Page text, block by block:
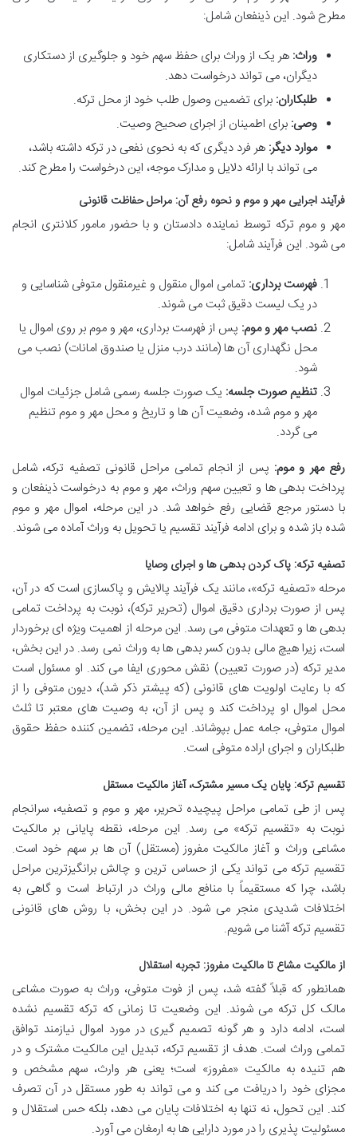
مطرح شود. این ذینفعان شامل:
وراث: هر یک از وراث برای حفظ سهم خود و جلوگیری از دستکاری
دیگران، می تواند درخواست دهد.
طلبکاران: برای تضمین وصول طلب خود از محل ترکه.
وصی: برای اطمینان از اجرای صحیح وصیت.
موارد دیگر: هر فرد دیگری که به نحوی نفعی در ترکه داشته باشد،
می تواند با ارائه دلایل و مدارک موجه، این درخواست را مطرح کند.
فرآیند اجرایی مهر و موم و نحوه رفع آن: مراحل حفاظت قانونی
مهر و موم ترکه توسط نماینده دادستان و با حضور مامور کلانتری انجام
می شود. این فرآیند شامل:
فهرست برداری: تمامی اموال منقول و غیرمنقول متوفی شناسایی و
در یک لیست دقیق ثبت می شوند.
نصب مهر و موم: پس از فهرست برداری، مهر و موم بر روی اموال یا
محل نگهداری آن ها (مانند درب منزل یا صندوق امانات) نصب می
شود.
تنظیم صورت جلسه: یک صورت جلسه رسمی شامل جزئیات اموال
مهر و موم شده، وضعیت آن ها و تاریخ و محل مهر و موم تنظیم
می گردد.
رفع مهر و موم: پس از انجام تمامی مراحل قانونی تصفیه ترکه، شامل
پرداخت بدهی ها و تعیین سهم وراث، مهر و موم به درخواست ذینفعان و
با دستور مرجع قضایی رفع خواهد شد. در این مرحله، اموال مهر و موم
شده باز شده و برای ادامه فرآیند تقسیم یا تحویل به وراث آماده می شوند.
تصفیه ترکه: پاک کردن بدهی ها و اجرای وصایا
مرحله «تصفیه ترکه»، مانند یک فرآیند پالایش و پاکسازی است که در آن،
پس از صورت برداری دقیق اموال (تحریر ترکه)، نوبت به پرداخت تمامی
بدهی ها و تعهدات متوفی می رسد. این مرحله از اهمیت ویژه ای برخوردار
است، زیرا هیچ مالی بدون کسر بدهی ها به وراث نمی رسد. در این بخش،
مدیر ترکه (در صورت تعیین) نقش محوری ایفا می کند. او مسئول است
که با رعایت اولویت های قانونی (که پیشتر ذکر شد)، دیون متوفی را از
محل اموال او پرداخت کند و پس از آن، به وصیت های معتبر تا ثلث
اموال متوفی، جامه عمل بپوشاند. این مرحله، تضمین کننده حفظ حقوق
طلبکاران و اجرای اراده متوفی است.
تقسیم ترکه: پایان یک مسیر مشترک، آغاز مالکیت مستقل
پس از طی تمامی مراحل پیچیده تحریر، مهر و موم و تصفیه، سرانجام
نوبت به «تقسیم ترکه» می رسد. این مرحله، نقطه پایانی بر مالکیت
مشاعی وراث و آغاز مالکیت مفروز (مستقل) آن ها بر سهم خود است.
تقسیم ترکه می تواند یکی از حساس ترین و چالش برانگیزترین مراحل
باشد، چرا که مستقیماً با منافع مالی وراث در ارتباط است و گاهی به
اختلافات شدیدی منجر می شود. در این بخش، با روش های قانونی
تقسیم ترکه آشنا می شویم.
از مالکیت مشاع تا مالکیت مفروز: تجربه استقلال
همانطور که قبلاً گفته شد، پس از فوت متوفی، وراث به صورت مشاعی
مالک کل ترکه می شوند. این وضعیت تا زمانی که ترکه تقسیم نشده
است، ادامه دارد و هر گونه تصمیم گیری در مورد اموال نیازمند توافق
تمامی وراث است. هدف از تقسیم ترکه، تبدیل این مالکیت مشترک و در
هم تنیده به مالکیت «مفروز» است؛ یعنی هر وارث، سهم مشخص و
مجزای خود را دریافت می کند و می تواند به طور مستقل در آن تصرف
کند. این تحول، نه تنها به اختلافات پایان می دهد، بلکه حس استقلال و
مسئولیت پذیری را در مورد دارایی ها به ارمغان می آورد.